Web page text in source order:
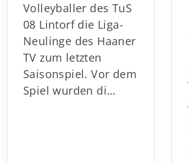
Volleyballer des TuS
08 Lintorf die Liga-
Neulinge des Haaner
TV zum letzten
Saisonspiel. Vor dem
Spiel wurden di…